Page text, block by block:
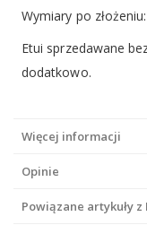
Wymiary po
Etui sprzedawane
dodatkowo.
Więcej informacji
Opinie
Powiązane artykuły